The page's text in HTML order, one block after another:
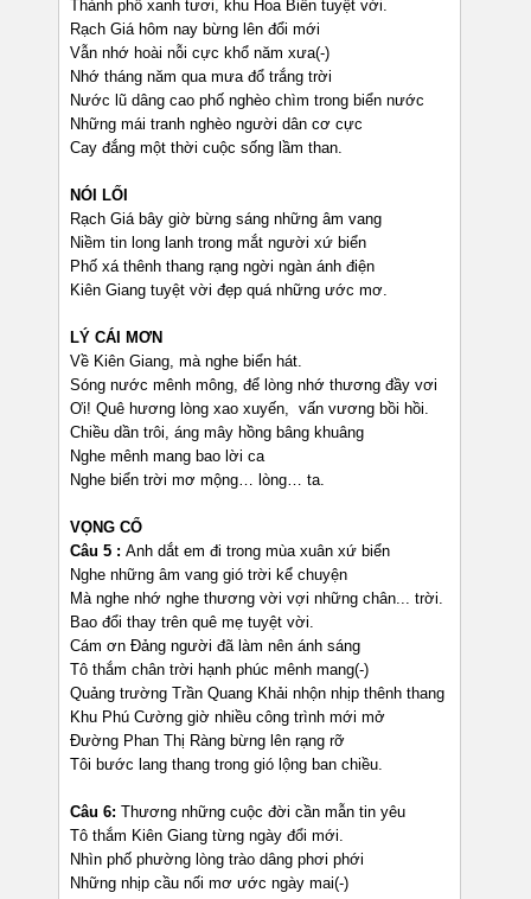
Thành phố xanh tươi, khu Hoa Biển tuyệt vời.
Rạch Giá hôm nay bừng lên đổi mới
Vẫn nhớ hoài nỗi cực khổ năm xưa(-)
Nhớ tháng năm qua mưa đổ trắng trời
Nước lũ dâng cao phố nghèo chìm trong biển nước
Những mái tranh nghèo người dân cơ cực
Cay đắng một thời cuộc sống lầm than.
NÓI LỐI
Rạch Giá bây giờ bừng sáng những âm vang
Niềm tin long lanh trong mắt người xứ biển
Phố xá thênh thang rạng ngời ngàn ánh điện
Kiên Giang tuyệt vời đẹp quá những ước mơ.
LÝ CÁI MƠN
Về Kiên Giang, mà nghe biển hát.
Sóng nước mênh mông, để lòng nhớ thương đầy vơi
Ơi! Quê hương lòng xao xuyến, vấn vương bồi hồi.
Chiều dần trôi, áng mây hồng bâng khuâng
Nghe mênh mang bao lời ca
Nghe biển trời mơ mộng… lòng… ta.
VỌNG CỔ
Câu 5 : Anh dắt em đi trong mùa xuân xứ biển
Nghe những âm vang gió trời kể chuyện
Mà nghe nhớ nghe thương vời vợi những chân... trời.
Bao đổi thay trên quê mẹ tuyệt vời.
Cám ơn Đảng người đã làm nên ánh sáng
Tô thắm chân trời hạnh phúc mênh mang(-)
Quảng trường Trần Quang Khải nhộn nhịp thênh thang
Khu Phú Cường giờ nhiều công trình mới mở
Đường Phan Thị Ràng bừng lên rạng rỡ
Tôi bước lang thang trong gió lộng ban chiều.
Câu 6: Thương những cuộc đời cần mẫn tin yêu
Tô thắm Kiên Giang từng ngày đổi mới.
Nhìn phố phường lòng trào dâng phơi phới
Những nhịp cầu nối mơ ước ngày mai(-)